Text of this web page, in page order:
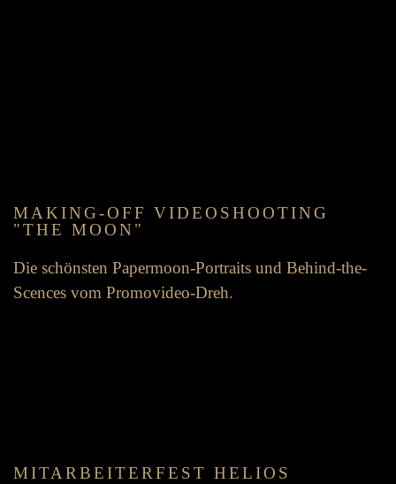
MAKING-OFF VIDEO­SHOOTING
"THE MOON"
Die schönsten Paper­moon-Portraits und Behind-the-
Scences vom Promo­video-Dreh.
MIT­ARBEITER­FEST HELIOS